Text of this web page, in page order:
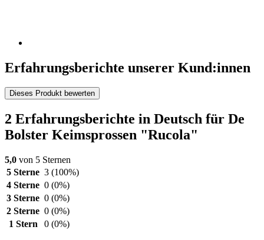
Erfahrungsberichte unserer Kund:innen
Dieses Produkt bewerten
2 Erfahrungsberichte in Deutsch für De
Bolster Keimsprossen "Rucola"
5,0 von 5 Sternen
5 Sterne 3 (100%)
4 Sterne 0 (0%)
3 Sterne 0 (0%)
2 Sterne 0 (0%)
1 Stern
0 (0%)